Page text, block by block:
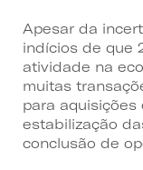
Apesar da
indícios de que
atividade na
muitas
para aquisições
estabilização
conclusão de